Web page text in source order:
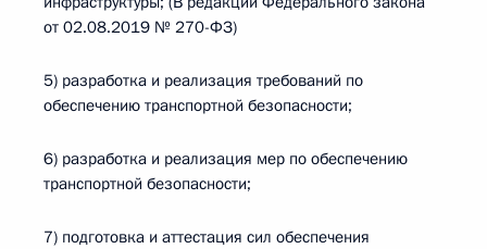
от 02.08.2019 № 270-ФЗ)
5) разработка и реализация требований по
обеспечению транспортной безопасности;
6) разработка и реализация мер по обеспечению
транспортной безопасности;
7) подготовка и аттестация сил обеспечения